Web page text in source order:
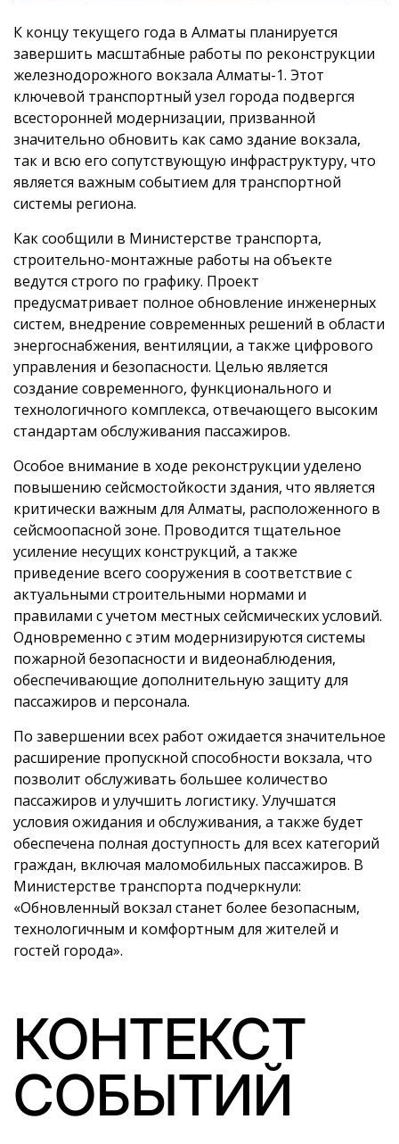
К концу текущего года в Алматы планируется
завершить масштабные работы по реконструкции
железнодорожного вокзала Алматы-1. Этот
ключевой транспортный узел города подвергся
всесторонней модернизации, призванной
значительно обновить как само здание вокзала,
так и всю его сопутствующую инфраструктуру, что
является важным событием для транспортной
системы региона.
Как сообщили в Министерстве транспорта,
строительно-монтажные работы на объекте
ведутся строго по графику. Проект
предусматривает полное обновление инженерных
систем, внедрение современных решений в области
энергоснабжения, вентиляции, а также цифрового
управления и безопасности. Целью является
создание современного, функционального и
технологичного комплекса, отвечающего высоким
стандартам обслуживания пассажиров.
Особое внимание в ходе реконструкции уделено
повышению сейсмостойкости здания, что является
критически важным для Алматы, расположенного в
сейсмоопасной зоне. Проводится тщательное
усиление несущих конструкций, а также
приведение всего сооружения в соответствие с
актуальными строительными нормами и
правилами с учетом местных сейсмических условий.
Одновременно с этим модернизируются системы
пожарной безопасности и видеонаблюдения,
обеспечивающие дополнительную защиту для
пассажиров и персонала.
По завершении всех работ ожидается значительное
расширение пропускной способности вокзала, что
позволит обслуживать большее количество
пассажиров и улучшить логистику. Улучшатся
условия ожидания и обслуживания, а также будет
обеспечена полная доступность для всех категорий
граждан, включая маломобильных пассажиров. В
Министерстве транспорта подчеркнули:
«Обновленный вокзал станет более безопасным,
технологичным и комфортным для жителей и
гостей города».
КОНТЕКСТ
СОБЫТИЙ